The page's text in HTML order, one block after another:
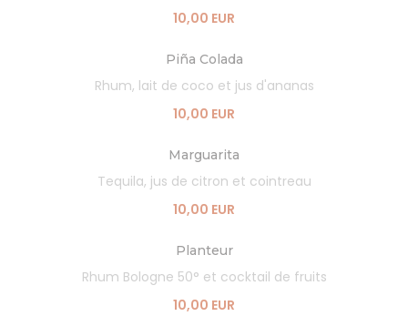
10,00 EUR
Piña Colada
Rhum, lait de coco et jus d'ananas
10,00 EUR
Marguarita
Tequila, jus de citron et cointreau
10,00 EUR
Planteur
Rhum Bologne 50° et cocktail de fruits
10,00 EUR